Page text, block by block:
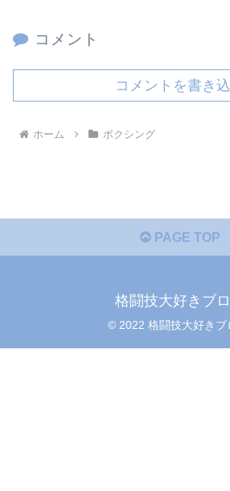
コメント
コメントを書き
ホーム ボクシング
PAGE TOP
格闘技大好きブ
© 2022 格闘技大好きブ